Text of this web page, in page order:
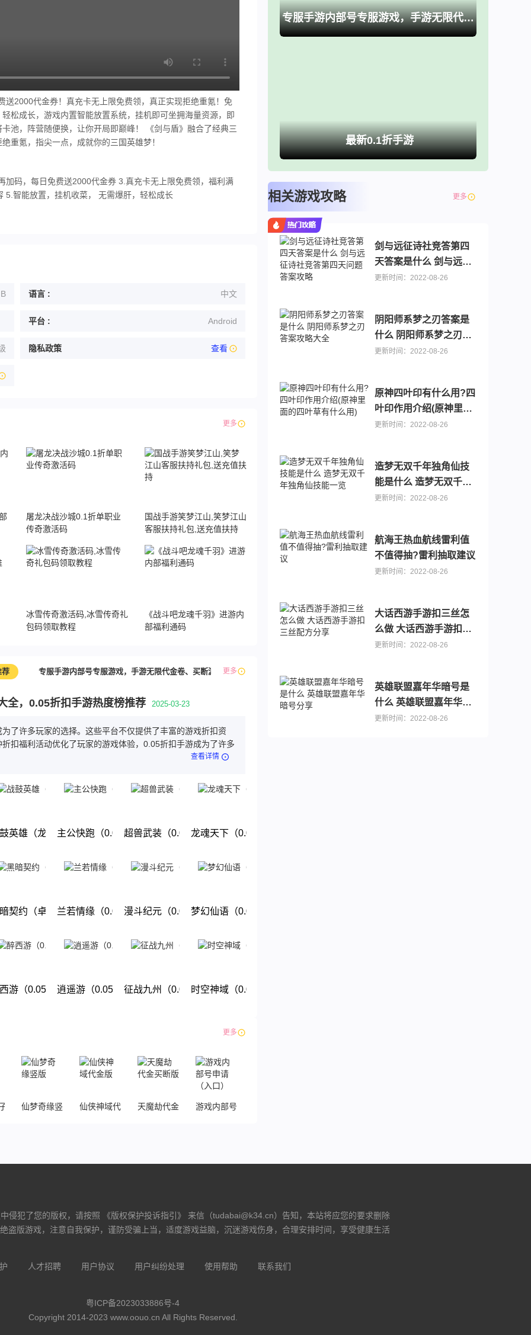
2000代金券！真充卡无上限免费领，真正实现拒绝重氪！免
松成长，游戏内置智能放置系统，挂机即可坐拥海量资源，即
池，阵营随便换，让你开局即巅峰！ 《剑与盾》融合了经典三
重氪，指尖一点，成就你的三国英雄梦！
码，每日免费送2000代金券 3.真充卡无上限免费领，福利满
5.智能放置，挂机收菜， 无需爆肝，轻松成长
语言 : 中文
平台 : Android
隐私政策 查看
更多
屠龙决战沙城0.1折单职业
传奇激活码
国战手游笑梦江山,笑梦江山
客服扶持礼包,送充值扶持
冰雪传奇激活码,冰雪传奇礼
包码领取教程
《战斗吧龙魂千羽》进游内
部福利通码
更多
荐 专服手游内部号专服游戏，手游无限代金卷、买断游戏
全，0.05折扣手游热度榜推荐 2025-03-23
了许多玩家的选择。这些平台不仅提供了丰富的游戏折扣资
扣福利活动优化了玩家的游戏体验，0.05折扣手游成为了许多
查看详情
下城）
英雄（龙珠0.05折免费版）
下载
主公快跑（0.05折千元福利版）
下载
超兽武装（0.05折送稀有精灵）（宝可梦）
下载
龙魂天下（0.05折终身元宝卡）
下载
强力英雄）
契约（卓越回归0.05折）
下载
兰若情缘（0.05折免费版）
下载
漫斗纪元（0.05折鬼畜服）
下载
梦幻仙语（0.05折6480免费版）
下载
元）
游（0.05折单单免单）逍遥游（0.05折大圣游）征战九州（0.05折九州巅峰）时空神域（0.05折幻想之旅）
更多
仙梦奇缘竖版 仙侠神域代金版 天魔劫代金买断版游戏内部号申请（入口）
专服手游内部号专服游戏，手游无限代金卷、买断游戏
最新0.1折手游
相关游戏攻略 更多
剑与远征诗社竞答第四
天答案是什么 剑与远征
诗社竞答第四天问题答
更新时间：2022-08-26
阴阳师系梦之刃答案是
什么 阴阳师系梦之刃答
案攻略大全
更新时间：2022-08-26
原神四叶印有什么用?四
叶印作用介绍(原神里面
的四叶草有什么用)
更新时间：2022-08-26
造梦无双千年独角仙技
能是什么 造梦无双千年
独角仙技能一览
更新时间：2022-08-26
航海王热血航线雷利值
不值得抽?雷利抽取建议
更新时间：2022-08-26
大话西游手游扣三丝怎
么做 大话西游手游扣三
丝配方分享
更新时间：2022-08-26
英雄联盟嘉年华暗号是
什么 英雄联盟嘉年华暗
号分享
更新时间：2022-08-26
侵犯了您的版权，请按照 《版权保护投诉指引》 来信（tudabai@k34.cn）告知，本站将应您的要求删除
盗版游戏，注意自我保护，谨防受骗上当，适度游戏益脑，沉迷游戏伤身，合理安排时间，享受健康生活
人才招聘 用户协议 用户纠纷处理 使用帮助 联系我们
粤ICP备2023033886号-4
Copyright 2014-2023 www.oouo.cn All Rights Reserved.